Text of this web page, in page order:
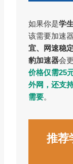
如果你是学
该需要加速
宜、网速稳
豹加速器会
价格仅需25
外网，还支
需要。
推荐